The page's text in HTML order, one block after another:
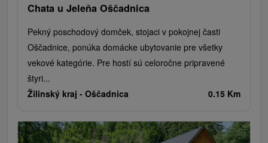
Chata u Jeleňa Oščadnica
Pekný poschodový domček, stojaci v pokojnej časti
Oščadnice, ponúka domácke ubytovanie pre všetky
vekové kategórie. Pre hostí sú celoročne pripravené
štyri...
Žilinský kraj - Oščadnica 0.15 Km